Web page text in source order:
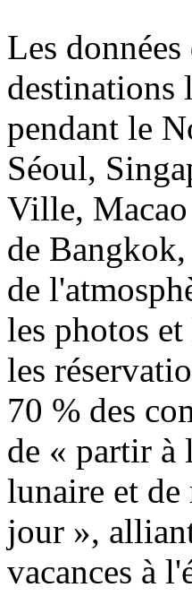
Les
destinations
pendant le
Séoul,
Ville,
de
de
les photos
les
70 % des
de « partir à
lunaire et de
jour »,
vacances à